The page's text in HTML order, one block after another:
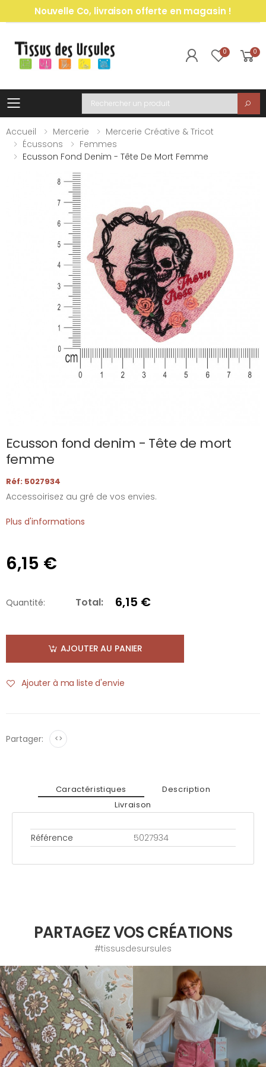
Nouvelle Co, livraison offerte en magasin !
0 0
Toggle mobile menu
Recherche
Accueil
Mercerie
Mercerie Créative & Tricot
Écussons
Femmes
Ecusson Fond Denim - Tête De Mort Femme
Ecusson fond denim - Tête de mort
femme
Réf: 5027934
Accessoirisez au gré de vos envies.
Plus d'informations
6,15 €
Quantité: Total: 6,15 €
AJOUTER AU PANIER
Ajouter à ma liste d'envie
Partager: <>
Caractéristiques
Description
Livraison
Référence 5027934
PARTAGEZ VOS CRÉATIONS
#tissusdesursules